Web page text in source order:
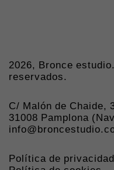
2026, Bronce
reservados.
C/ Malón de Chaide,
31008 Pamplona
Política de privacidad